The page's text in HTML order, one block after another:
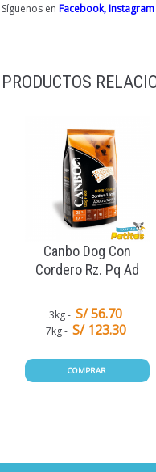
Síguenos en Facebook,Instagram
PRODUCTOS
Canbo Dog Con
Cordero Rz. Pq Ad
3kg S/ 56.70
7kg S/ 123.30
COMPRAR